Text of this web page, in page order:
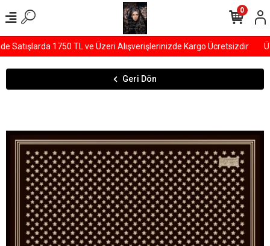
1750 TL ve Üzeri Alışverişlerinizde Kargo Ücretsizdir
0
Geri Dön